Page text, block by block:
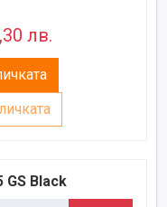
лв.
GS Black